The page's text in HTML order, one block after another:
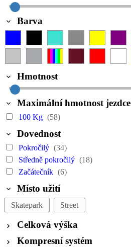
Barva
Hmotnost
Maximální hmotnost jezdce
100 Kg (58)
Dovednost
Pokročilý (34)
Středně pokročilý (18)
Začátečník (6)
Místo užití
Skatepark Street
Celková výška
Kompresní systém